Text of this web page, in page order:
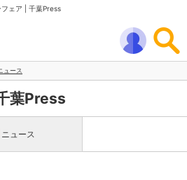
ェア | 千葉Press
ュース
葉Press
ニュース